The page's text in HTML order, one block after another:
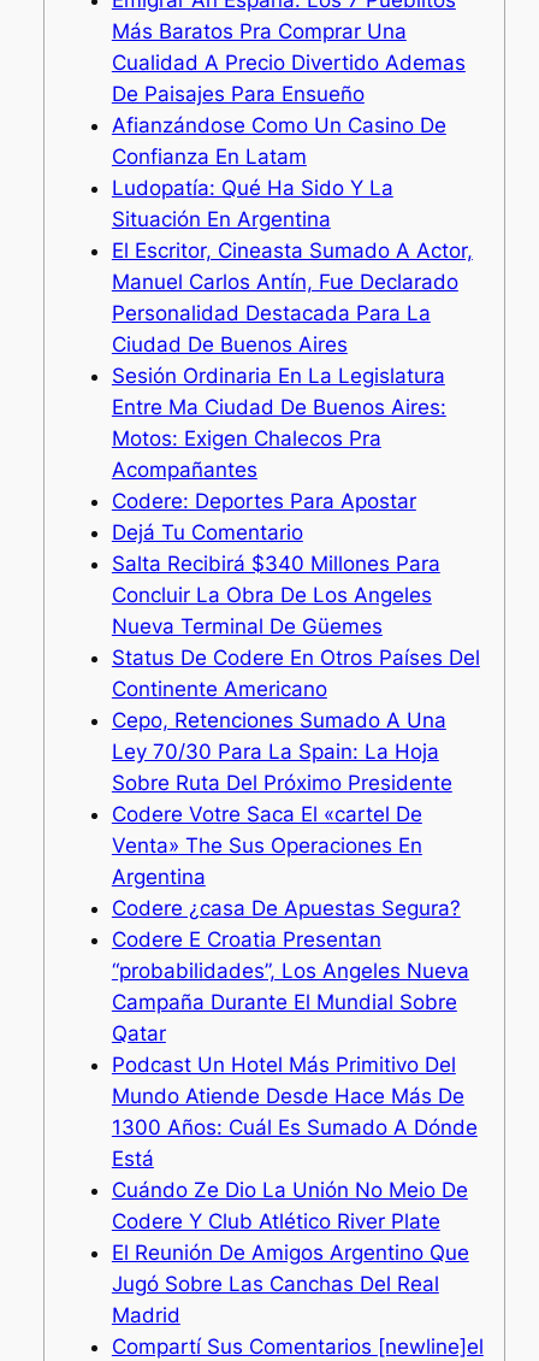
Más Baratos Pra Comprar Una
Cualidad A Precio Divertido Ademas
De Paisajes Para Ensueño
Afianzándose Como Un Casino De
Confianza En Latam
Ludopatía: Qué Ha Sido Y La
Situación En Argentina
El Escritor, Cineasta Sumado A Actor,
Manuel Carlos Antín, Fue Declarado
Personalidad Destacada Para La
Ciudad De Buenos Aires
Sesión Ordinaria En La Legislatura
Entre Ma Ciudad De Buenos Aires:
Motos: Exigen Chalecos Pra
Acompañantes
Codere: Deportes Para Apostar
Dejá Tu Comentario
Salta Recibirá $340 Millones Para
Concluir La Obra De Los Angeles
Nueva Terminal De Güemes
Status De Codere En Otros Países Del
Continente Americano
Cepo, Retenciones Sumado A Una
Ley 70/30 Para La Spain: La Hoja
Sobre Ruta Del Próximo Presidente
Codere Votre Saca El «cartel De
Venta» The Sus Operaciones En
Argentina
Codere ¿casa De Apuestas Segura?
Codere E Croatia Presentan
“probabilidades”, Los Angeles Nueva
Campaña Durante El Mundial Sobre
Qatar
Podcast Un Hotel Más Primitivo Del
Mundo Atiende Desde Hace Más De
1300 Años: Cuál Es Sumado A Dónde
Está
Cuándo Ze Dio La Unión No Meio De
Codere Y Club Atlético River Plate
El Reunión De Amigos Argentino Que
Jugó Sobre Las Canchas Del Real
Madrid
Compartí Sus Comentarios [newline]el